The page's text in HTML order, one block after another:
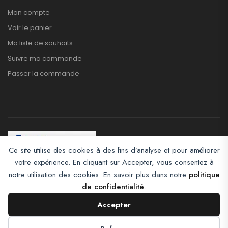
Ce site utilise des cookies à des fins d’analyse et pour améliorer
votre expérience. En cliquant sur Accepter, vous consentez à
notre utilisation des cookies. En savoir plus dans notre politique
de confidentialité.
Accepter
Mon compte
Voir le panier
Ma liste de souhaits
Suivre ma commande
Passer la commande
Afroclass eCommerce © 2026. All Rights Reserved